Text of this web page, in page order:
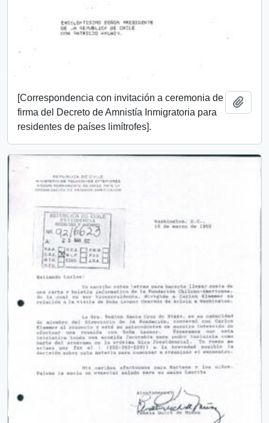
[Correspondencia con invitación a ceremonia de
firma del Decreto de Amnistía Inmigratoria para
residentes de países limítrofes].